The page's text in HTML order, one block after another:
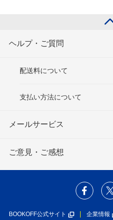
ヘルプ・ご質問
配送料について
支払い方法について
メールサービス
ご意見・ご感想
BOOKOFF公式サイト 企業情報